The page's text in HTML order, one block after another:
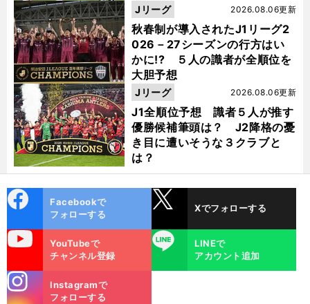
秋春制が導入されたJ1リーグ2
026－27シーズンの行方はい
かに!? ５人の識者が全順位を
大胆予想
2026.08.06更新
Jリーグ
J1全順位予想 識者５人が推す
優勝候補筆頭は？ J2降格の憂
き目に遭いそうな３クラブと
は？
2026.08.06更新
Jリーグ
ok
Facebookで
フォローする
Xでフォローする
YouTubeで
チャンネル登録
LINE
LINEで
アカウント追加
m
Instagramで
フォローする